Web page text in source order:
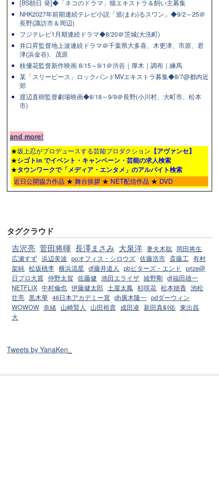
[BS朝日 発]◆「ネコのドラマ」猫エキストラ＆飼い主募集
NHK2027年前期連続テレビ小説「巡(まわ)るスワン」◆9/2～25＠
長野(諏訪市＆周辺)
フジテレビ1月期連続ドラマ◆8/20＠茨城(大洗町)
井口昇監督地上波連続ドラマ＠千葉県大多喜、木更津、市原、君
津(浜金谷)、茂原
枝優花監督新作映画 8/15～9/1＠渋谷｜厚木｜調布｜練馬
某「スリーピース」ロックバンドMVエキストラ募集◆8/7@都内近
郊
渡辺直樹監督劇場映画◆8/18～9/9＠長野(小川村、大町市、松本
市)
and more!
★坂上忍がプロデュースする芸能プロダクション 【アヴァンセ】
★シゴトin でイベント・キャンペーン・芸能の求人検索
★タウンワークで「メディア・エンタメ」のアルバイト検索
近日公開協力作品 ★ 舞台挨拶 ★ NET配信作品 ★ DVD
タグクラウド
吉沢亮 菅田将暉 長澤まさみ 大泉洋 妻夫木聡 岡田将生
広瀬すず 浜辺美波 poオフィス・シロウズ 佐藤浩市 斎藤工 有村
架純 松坂桃李 横浜流星 df藤井道人 pbビターズ・エンド prize@
日プロ大賞 仲野太賀 佐藤健 池田エライザ 綾野剛 df福田雄一
NETFLIX 中村倫也 伊藤健太郎 土屋太鳳 杉咲花 松本穂香 池松
壮亮 黒木華 46日本アカデミー賞 dh廣木隆一 pdダーウィン
WOWOW 奈緒 山崎賢人 山田裕貴 成田凌 新田真剣佑 東出昌
大
Tweets by YanaKen_